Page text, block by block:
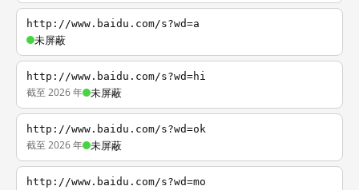
http://www.baidu.com/s?wd=a
未屏蔽
http://www.baidu.com/s?wd=hi
截至 2026 年 未屏蔽
http://www.baidu.com/s?wd=ok
截至 2026 年 未屏蔽
http://www.baidu.com/s?wd=mo